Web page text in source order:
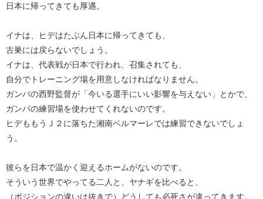
日本に帰ってきても厚遇。
イナは、ヒデはたぶん日本に帰ってきても、
古巣には戻らないでしょう。
イナは、代表戦が日本で行われ、召集されても、
自分でトレーニング場を用意しなければなりません。
ガンバの西野監督が「今いる選手にいい影響を与えない」とかで、
ガンバの練習場を使わせてくれないのです。
ヒデももうＪ２に落ちた湘南ベルマーレでは練習できないでしょ
う。
彼らを日本で温かく迎えるホームがないのです。
そういう世界でやってる二人と、ヤナギを比べると、
（ポジションの違いは抜きで）どうしても必死さが違ってきます。